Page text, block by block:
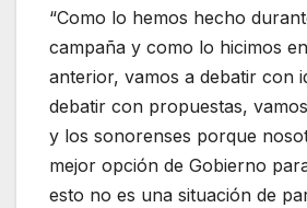
“Como lo hemos hecho
campaña y como lo hicimos
anterior, vamos a debatir con
debatir con propuestas,
y los sonorenses porque
mejor opción de Gobierno
esto no es una situación de